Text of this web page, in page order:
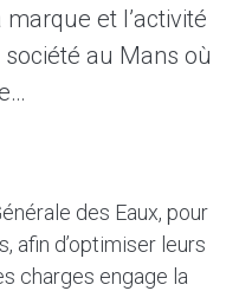
et l’activité
au Mans où
des Eaux, pour
afin d’optimiser leurs
charges engage la